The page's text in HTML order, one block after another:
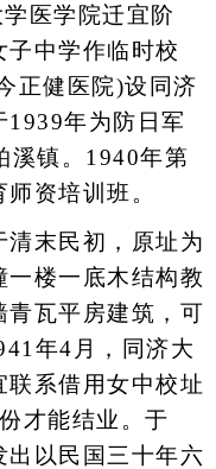
医学院迁宜阶
中学作临时校
正健医院)设同济
1939年为防日军
溪镇。1940年第
资培训班。
末民初，原址为
楼一底木结构教
青瓦平房建筑，可
年4月，同济大
系借用女中校址
才能结业。于
出以民国三十年六